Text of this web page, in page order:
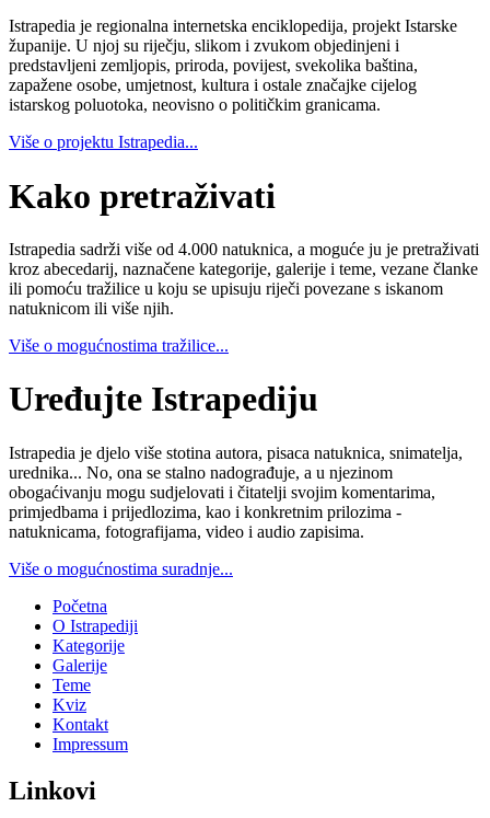
Istrapedia je regionalna internetska enciklopedija, projekt Istarske
županije. U njoj su riječju, slikom i zvukom objedinjeni i
predstavljeni zemljopis, priroda, povijest, svekolika baština,
zapažene osobe, umjetnost, kultura i ostale značajke cijelog
istarskog poluotoka, neovisno o političkim granicama.
Više o projektu Istrapedia...
Kako pretraživati
Istrapedia sadrži više od 4.000 natuknica, a moguće ju je pretraživati
kroz abecedarij, naznačene kategorije, galerije i teme, vezane članke
ili pomoću tražilice u koju se upisuju riječi povezane s iskanom
natuknicom ili više njih.
Više o mogućnostima tražilice...
Uređujte Istrapediju
Istrapedia je djelo više stotina autora, pisaca natuknica, snimatelja,
urednika... No, ona se stalno nadograđuje, a u njezinom
obogaćivanju mogu sudjelovati i čitatelji svojim komentarima,
primjedbama i prijedlozima, kao i konkretnim prilozima -
natuknicama, fotografijama, video i audio zapisima.
Više o mogućnostima suradnje...
Početna
O Istrapediji
Kategorije
Galerije
Teme
Kviz
Kontakt
Impressum
Linkovi